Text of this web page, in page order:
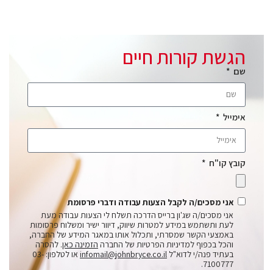
הגשת קורות חיים
שם
אימייל
קובץ קו"ח
אני מסכים/ה לקבל הצעות עבודה ודברי פרסומת
אני מסכים/ה שג'ון ברייס הדרכה תשלח לי הצעות עבודה מעת
לעת ותשתמש במידע למטרות שיווק, דיוור ישיר ומשלוח פרסומות
באמצעי הקשר שמסרתי, ותכלול אותו במאגר המידע של החברה,
והכל בכפוף למדיניות הפרטיות של החברה הזמינה כאן. להסרה
בעתיד פנה/י לדוא"ל infomail@johnbryce.co.il
או לטלפון: 03-
7100777.